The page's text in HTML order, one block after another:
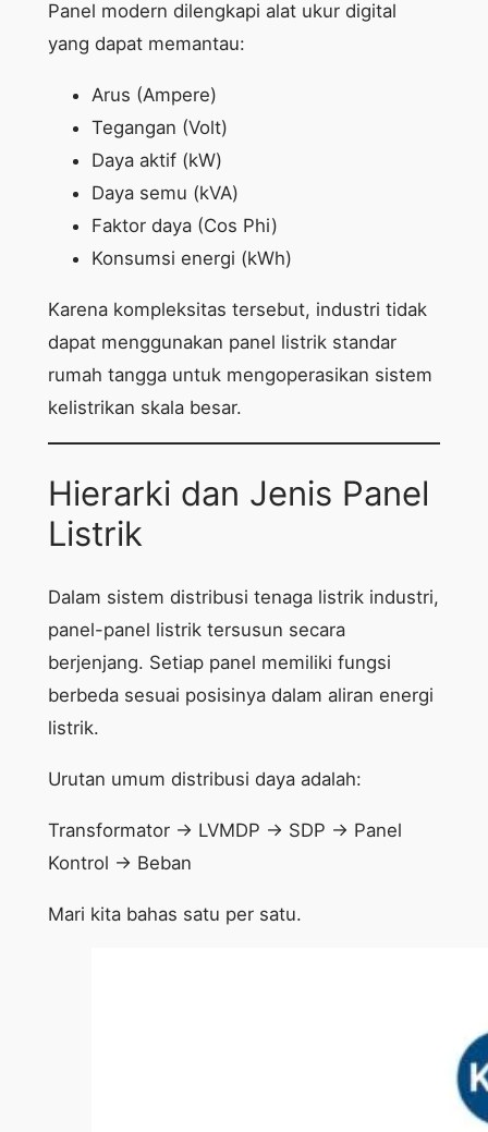
Panel modern dilengkapi alat ukur digital
yang dapat memantau:
Arus (Ampere)
Tegangan (Volt)
Daya aktif (kW)
Daya semu (kVA)
Faktor daya (Cos Phi)
Konsumsi energi (kWh)
Karena kompleksitas tersebut, industri tidak
dapat menggunakan panel listrik standar
rumah tangga untuk mengoperasikan sistem
kelistrikan skala besar.
Hierarki dan Jenis Panel
Listrik
Dalam sistem distribusi tenaga listrik industri,
panel-panel listrik tersusun secara
berjenjang. Setiap panel memiliki fungsi
berbeda sesuai posisinya dalam aliran energi
listrik.
Urutan umum distribusi daya adalah:
Transformator → LVMDP → SDP → Panel
Kontrol → Beban
Mari kita bahas satu per satu.